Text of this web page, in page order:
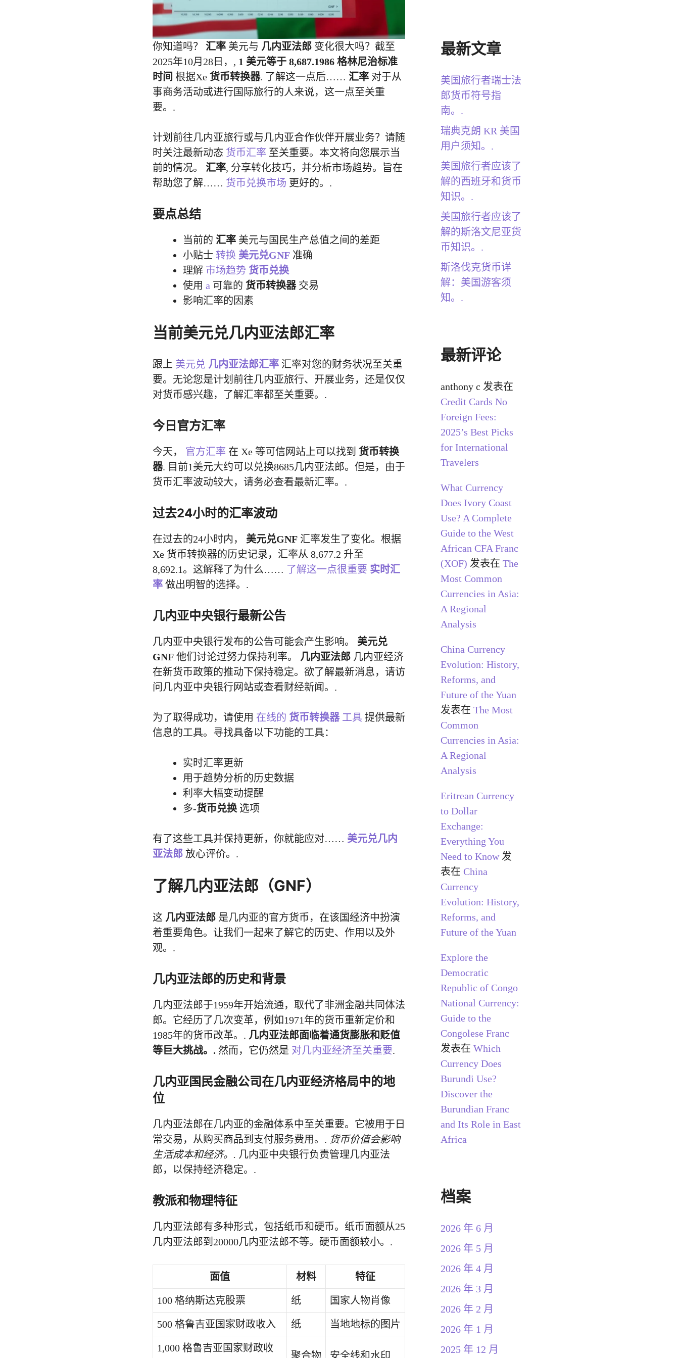
你知道吗？ 汇率 美元与 几内亚法郎 变化很大吗？截至
2025年10月28日，, 1 美元等于 8,687.1986 格林尼治标准
时间 根据Xe 货币转换器. 了解这一点后…… 汇率 对于从
事商务活动或进行国际旅行的人来说，这一点至关重
要。.
计划前往几内亚旅行或与几内亚合作伙伴开展业务？请随
时关注最新动态 货币汇率 至关重要。本文将向您展示当
前的情况。 汇率, 分享转化技巧，并分析市场趋势。旨在
帮助您了解…… 货币兑换市场 更好的。.
要点总结
当前的 汇率 美元与国民生产总值之间的差距
小贴士 转换 美元兑GNF 准确
理解 市场趋势 货币兑换
使用 a 可靠的 货币转换器交易
影响汇率的因素
当前美元兑几内亚法郎汇率
跟上 美元兑 几内亚法郎汇率 汇率对您的财务状况至关重
要。无论您是计划前往几内亚旅行、开展业务，还是仅仅
对货币感兴趣，了解汇率都至关重要。.
今日官方汇率
今天， 官方汇率 在 Xe 等可信网站上可以找到 货币转换
器. 目前1美元大约可以兑换8685几内亚法郎。但是，由于
货币汇率波动较大，请务必查看最新汇率。.
过去24小时的汇率波动
在过去的24小时内， 美元兑GNF 汇率发生了变化。根据
Xe 货币转换器的历史记录，汇率从 8,677.2 升至
8,692.1。这解释了为什么…… 了解这一点很重要 实时汇
率 做出明智的选择。.
几内亚中央银行最新公告
几内亚中央银行发布的公告可能会产生影响。 美元兑
GNF 他们讨论过努力保持利率。 几内亚法郎 几内亚经济
在新货币政策的推动下保持稳定。欲了解最新消息，请访
问几内亚中央银行网站或查看财经新闻。.
为了取得成功，请使用 在线的 货币转换器工具 提供最新
信息的工具。寻找具备以下功能的工具：
实时汇率更新
用于趋势分析的历史数据
利率大幅变动提醒
多-货币兑换 选项
有了这些工具并保持更新，你就能应对…… 美元兑几内
亚法郎 放心评价。.
了解几内亚法郎（GNF）
这 几内亚法郎 是几内亚的官方货币，在该国经济中扮演
着重要角色。让我们一起来了解它的历史、作用以及外
观。.
几内亚法郎的历史和背景
几内亚法郎于1959年开始流通，取代了非洲金融共同体法
郎。它经历了几次变革，例如1971年的货币重新定价和
1985年的货币改革。. 几内亚法郎面临着通货膨胀和贬值
等巨大挑战。. 然而，它仍然是 对几内亚经济至关重要.
几内亚国民金融公司在几内亚经济格局中的地
位
几内亚法郎在几内亚的金融体系中至关重要。它被用于日
常交易，从购买商品到支付服务费用。. 货币价值会影响
生活成本和经济。. 几内亚中央银行负责管理几内亚法
郎，以保持经济稳定。.
教派和物理特征
几内亚法郎有多种形式，包括纸币和硬币。纸币面额从25
几内亚法郎到20000几内亚法郎不等。硬币面额较小。.
面值 材料 特征
100 格纳斯达克股票 纸 国家人物肖像
500 格鲁吉亚国家财政收入 纸 当地地标的图片
1,000 格鲁吉亚国家财政收
聚合物 安全线和水印
最新文章
美国旅行者瑞士法
郎货币符号指
南。.
瑞典克朗 KR 美国
用户须知。.
美国旅行者应该了
解的西班牙和货币
知识。.
美国旅行者应该了
解的斯洛文尼亚货
币知识。.
斯洛伐克货币详
解：美国游客须
知。.
最新评论
anthony c 发表在
Credit Cards No
Foreign Fees:
2025’s Best Picks
for International
Travelers
What Currency
Does Ivory Coast
Use? A Complete
Guide to the West
African CFA Franc
(XOF) 发表在 The
Most Common
Currencies in Asia:
A Regional
Analysis
China Currency
Evolution: History,
Reforms, and
Future of the Yuan
发表在 The Most
Common
Currencies in Asia:
A Regional
Analysis
Eritrean Currency
to Dollar
Exchange:
Everything You
Need to Know发
表在 China
Currency
Evolution: History,
Reforms, and
Future of the Yuan
Explore the
Democratic
Republic of Congo
National Currency:
Guide to the
Congolese Franc
发表在 Which
Currency Does
Burundi Use?
Discover the
Burundian Franc
and Its Role in East
Africa
档案
2026 年 6 月
2026 年 5 月
2026 年 4 月
2026 年 3 月
2026 年 2 月
2026 年 1 月
2025 年 12 月